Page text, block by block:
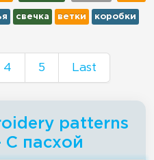
свечка ветки коробки
4 5 Last
patterns
С пасхой